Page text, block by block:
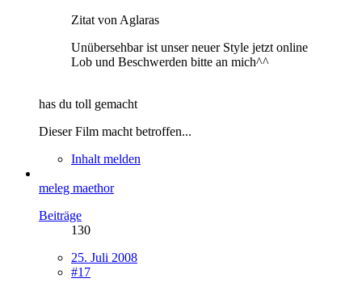
Zitat von Aglaras
Unübersehbar ist unser neuer Style jetzt online
Lob und Beschwerden bitte an mich^^
has du toll gemacht
Dieser Film macht betroffen...
Inhalt melden
meleg maethor
Beiträge
130
25. Juli 2008
#17